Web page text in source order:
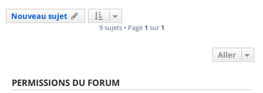
Nouveau sujet
9 sujets • Page 1 sur 1
Aller
PERMISSIONS DU FORUM